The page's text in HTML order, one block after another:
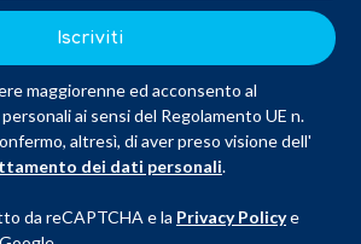
Iscriviti
maggiorenne ed acconsento al
ai sensi del Regolamento UE n.
altresì, di aver preso visione dell'
dei dati personali.
da reCAPTCHA e la Privacy Policye